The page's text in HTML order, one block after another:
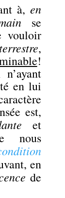
à, en
se
vouloir
terrestre,
!
en lui
est,
et
nous
en
de